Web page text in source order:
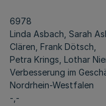
6978
Linda Asbach, Sarah
Clären, Frank Dötsch,
Petra Krings, Lothar
Verbesserung im
Nordrhein-Westfalen
-,-